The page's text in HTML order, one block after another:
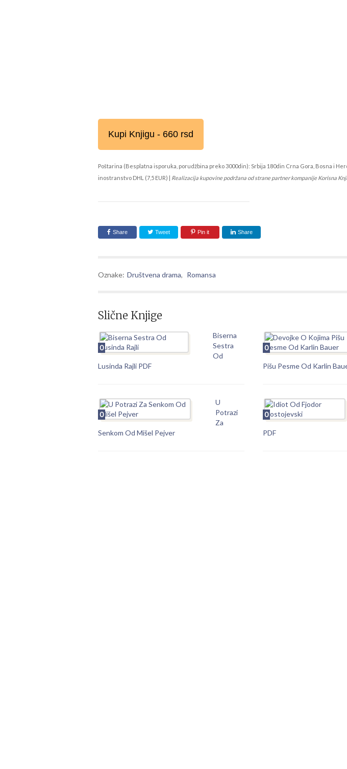
Kupi Knjigu - 660 rsd
Poštarina (Besplatna isporuka, porudžbina preko 3000din): Srbija 180din Crna Gora, Bosna i
inostranstvo DHL (7,5 EUR) | Realizacija kupovine podržana od strane partner kompanije Korisna
Share Tweet Pin it Share
Oznake: Društvena drama, Romansa
Slične Knjige
0
Biserna
Sestra
Od
Lusinda Rajli PDF
0
Pišu Pesme Od Karlin
0
U
Potrazi
Za
Senkom Od Mišel Pejver
0
PDF